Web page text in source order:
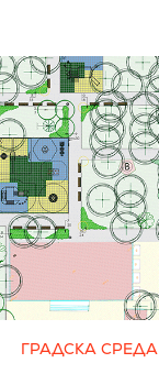
ГРАДСКА СРЕДА